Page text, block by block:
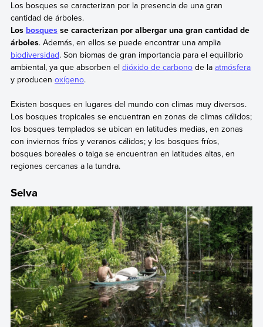
Los bosques se caracterizan por la presencia de una gran
cantidad de árboles.
Los bosquesse caracterizan por albergar una gran cantidad de
árboles. Además, en ellos se puede encontrar una amplia
biodiversidad. Son biomas de gran importancia para el equilibrio
ambiental, ya que absorben el dióxido de carbonode la atmósfera
y producen oxígeno.
Existen bosques en lugares del mundo con climas muy diversos.
Los bosques tropicales se encuentran en zonas de climas cálidos;
los bosques templados se ubican en latitudes medias, en zonas
con inviernos fríos y veranos cálidos; y los bosques fríos,
bosques boreales o taiga se encuentran en latitudes altas, en
regiones cercanas a la tundra.
Selva